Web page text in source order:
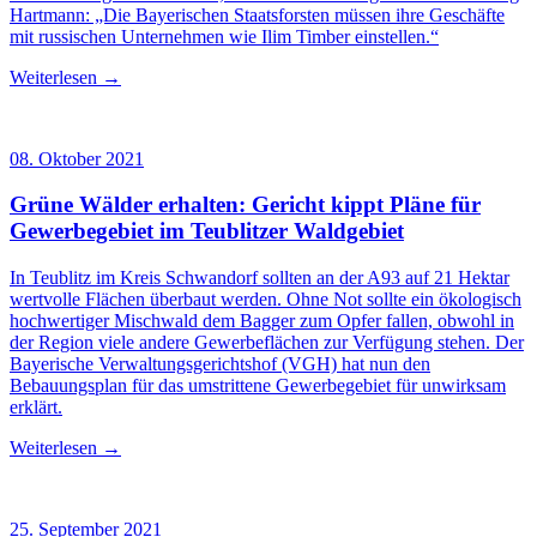
Hartmann: „Die Bayerischen Staatsforsten müssen ihre Geschäfte
mit russischen Unternehmen wie Ilim Timber einstellen.“
Weiterlesen →
08. Oktober 2021
Grüne Wälder erhalten: Gericht kippt Pläne für
Gewerbegebiet im Teublitzer Waldgebiet
In Teublitz im Kreis Schwandorf sollten an der A93 auf 21 Hektar
wertvolle Flächen überbaut werden. Ohne Not sollte ein ökologisch
hochwertiger Mischwald dem Bagger zum Opfer fallen, obwohl in
der Region viele andere Gewerbeflächen zur Verfügung stehen. Der
Bayerische Verwaltungsgerichtshof (VGH) hat nun den
Bebauungsplan für das umstrittene Gewerbegebiet für unwirksam
erklärt.
Weiterlesen →
25. September 2021